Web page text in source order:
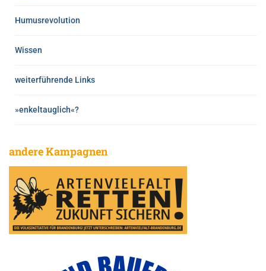
Humusrevolution
Wissen
weiterführende Links
»enkeltauglich«?
andere Kampagnen